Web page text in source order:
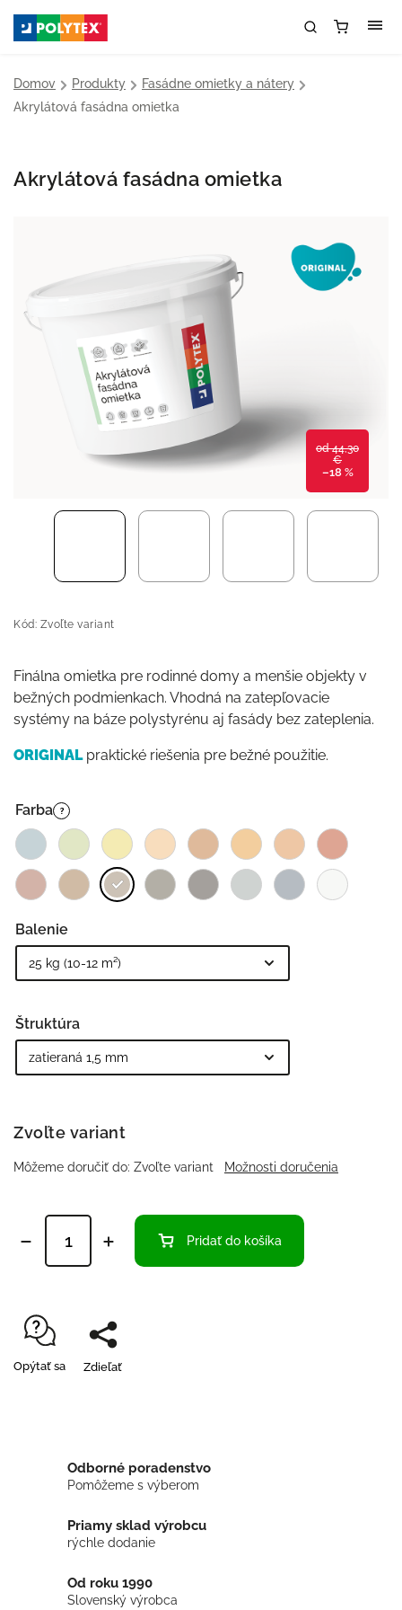
Domov / Produkty / Fasádne omietky a nátery /
Akrylátová fasádna omietka
Akrylátová fasádna omietka
od 44,30
€
–18 %
Kód: Zvoľte variant
Finálna omietka pre rodinné domy a menšie objekty v
bežných podmienkach. Vhodná na zatepľovacie
systémy na báze polystyrénu aj fasády bez zateplenia.
ORIGINALpraktické riešenia pre bežné použitie.
Farba ?
Balenie
Štruktúra
Zvoľte variant
Môžeme doručiť do: Zvoľte variant Možnosti doručenia
Pridať do košíka
Opýtať sa Zdieľať
Odborné poradenstvo
Pomôžeme s výberom
Priamy sklad výrobcu
rýchle dodanie
Od roku 1990
Slovenský výrobca